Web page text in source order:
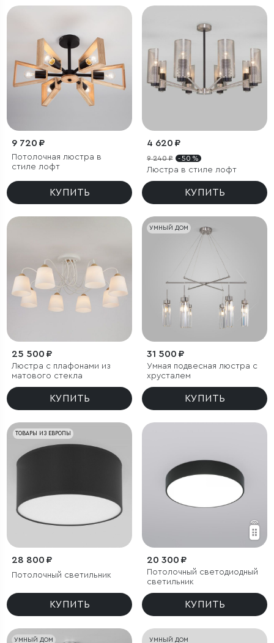
9 720 ₽
Потолочная люстра в
стиле лофт
КУПИТЬ
4 620 ₽
9 240 ₽ - 50 %
Люстра в стиле лофт
КУПИТЬ
25 500 ₽
Люстра с плафонами из
матового стекла
КУПИТЬ
УМНЫЙ ДОМ
31 500 ₽
Умная подвесная люстра с
хрусталем
КУПИТЬ
ТОВАРЫ ИЗ ЕВРОПЫ
28 800 ₽
Потолочный светильник
КУПИТЬ
20 300 ₽
Потолочный светодиодный
светильник
КУПИТЬ
УМНЫЙ ДОМ УМНЫЙ ДОМ